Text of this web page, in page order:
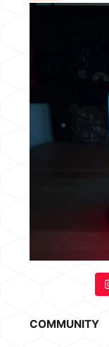
COMMUNITY